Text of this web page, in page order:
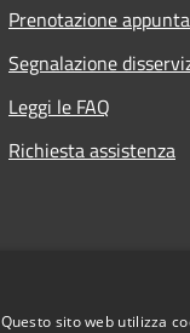
Prenotazione
Segnalazione
Leggi le FAQ
Richiesta assistenza
Questo sito web utilizza